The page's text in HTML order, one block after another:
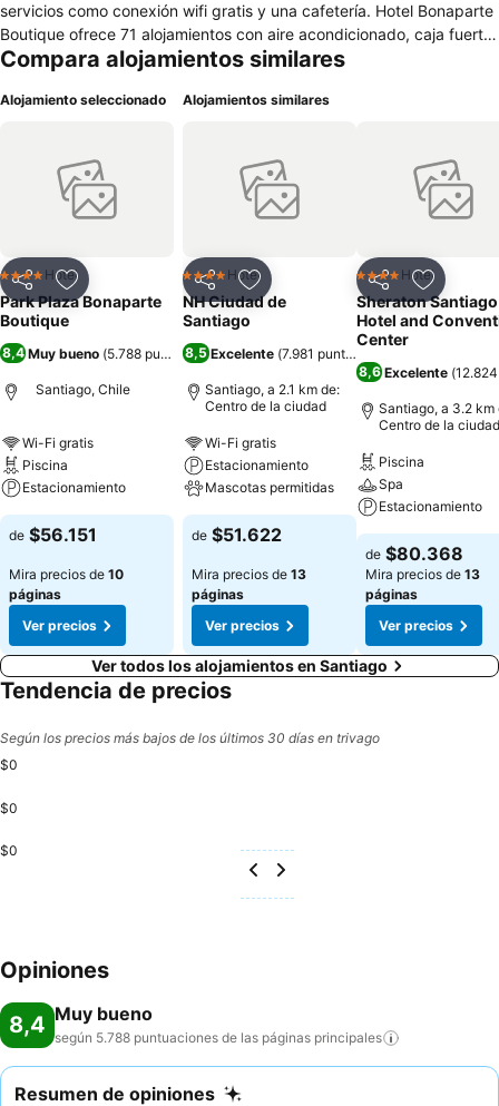
servicios como conexión wifi gratis y una cafetería. Hotel Bonaparte
Boutique ofrece 71 alojamientos con aire acondicionado, caja fuerte
(cabe un portátil) y cafetera y tetera. Se ofrece una televisión LCD
con ducha y bañera combinadas, artículos de higiene personal
25 Mbps o más). Los servicios para las personas de negocios
incluyen escritorio y teléfono. Se ofrece servicio de limpieza todos
los días. Los servicios de ocio y esparcimiento en este hotel incluyen
Compara alojamientos similares
Alojamiento seleccionado
CompartirAgregar a favoritos
4 EstrellasHotel
Park Plaza Bonaparte
Boutique
8,4 Muy bueno (5.788 puntuaciones)
Santiago, Chile
Wi-Fi gratis
Piscina
Estacionamiento
de $56.151
Mira precios de 10
páginas
Ver precios
Alojamientos similares
CompartirAgregar a favoritos
4 EstrellasHotel
NH Ciudad de
Santiago
8,5 Excelente (7.981 puntuaciones
Santiago, a 2.1 km de:
Centro de la ciudad
Wi-Fi gratis
Estacionamiento
Mascotas permitidas
de $51.622
Mira precios de 13
páginas
Ver precios
CompartirAgregar
4 EstrellasHotel
Sheraton Santiago
Hotel and
Center
8,6 Excelente (
Santiago, a 3.2 km
Centro de la ciudad
Piscina
Spa
Estacionamiento
de $80.368
Mira precios de 13
páginas
Ver precios
Ver todos los alojamientos en Santiago
Tendencia de precios
Según los precios más bajos de los últimos 30 días en trivago
$0
$0
$0
Opiniones
8,4 Muy bueno
según 5.788 puntuaciones de las páginas principales
Resumen de opiniones